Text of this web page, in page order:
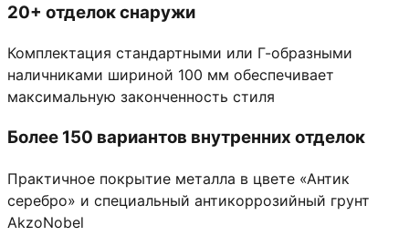
20+ отделок снаружи
Комплектация стандартными или Г-образными
наличниками шириной 100 мм обеспечивает
максимальную законченность стиля
Более 150 вариантов внутренних отделок
Практичное покрытие металла в цвете «Антик
серебро» и специальный антикоррозийный грунт
AkzoNobel